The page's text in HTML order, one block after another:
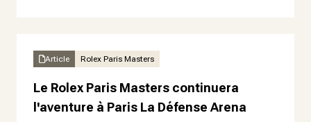
Article Rolex Paris Masters
Le Rolex Paris Masters continuera
l'aventure à Paris La Défense Arena